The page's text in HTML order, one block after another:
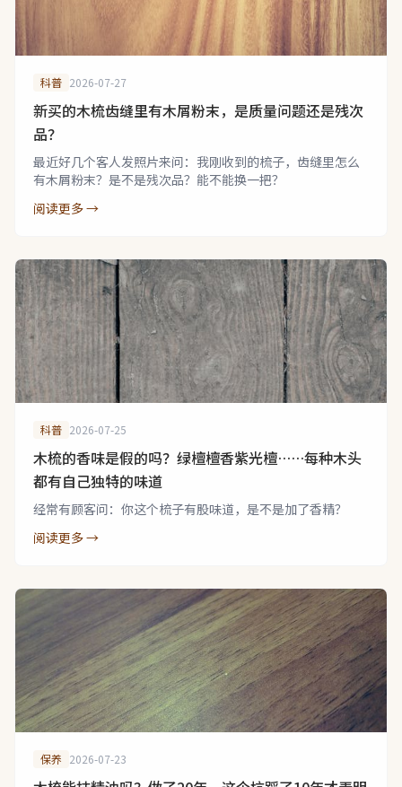
科普 2026-07-27
新买的木梳齿缝里有木屑粉末，是质量问题还是残次
品？
最近好几个客人发照片来问：我刚收到的梳子，齿缝里怎么
有木屑粉末？是不是残次品？能不能换一把？
阅读更多 →
科普 2026-07-25
木梳的香味是假的吗？绿檀檀香紫光檀……每种木头
都有自己独特的味道
经常有顾客问：你这个梳子有股味道，是不是加了香精？
阅读更多 →
保养 2026-07-23